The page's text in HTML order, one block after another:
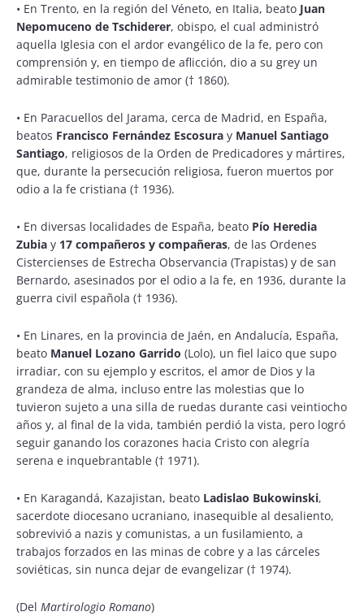
• En Trento, en la región del Véneto, en Italia, beato Juan
Nepomuceno de Tschiderer, obispo, el cual administró
aquella Iglesia con el ardor evangélico de la fe, pero con
comprensión y, en tiempo de aflicción, dio a su grey un
admirable testimonio de amor († 1860).
• En Paracuellos del Jarama, cerca de Madrid, en España,
beatos Francisco Fernández Escosura y Manuel Santiago
Santiago, religiosos de la Orden de Predicadores y mártires,
que, durante la persecución religiosa, fueron muertos por
odio a la fe cristiana († 1936).
• En diversas localidades de España, beato Pío Heredia
Zubia y 17 compañeros y compañeras, de las Ordenes
Cistercienses de Estrecha Observancia (Trapistas) y de san
Bernardo, asesinados por el odio a la fe, en 1936, durante la
guerra civil española († 1936).
• En Linares, en la provincia de Jaén, en Andalucía, España,
beato Manuel Lozano Garrido (Lolo), un fiel laico que supo
irradiar, con su ejemplo y escritos, el amor de Dios y la
grandeza de alma, incluso entre las molestias que lo
tuvieron sujeto a una silla de ruedas durante casi veintiocho
años y, al final de la vida, también perdió la vista, pero logró
seguir ganando los corazones hacia Cristo con alegría
serena e inquebrantable († 1971).
• En Karagandá, Kazajistan, beato Ladislao Bukowinski,
sacerdote diocesano ucraniano, inasequible al desaliento,
sobrevivió a nazis y comunistas, a un fusilamiento, a
trabajos forzados en las minas de cobre y a las cárceles
soviéticas, sin nunca dejar de evangelizar († 1974).
(Del Martirologio Romano)